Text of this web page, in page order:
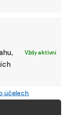
Vždy aktivní
účelech